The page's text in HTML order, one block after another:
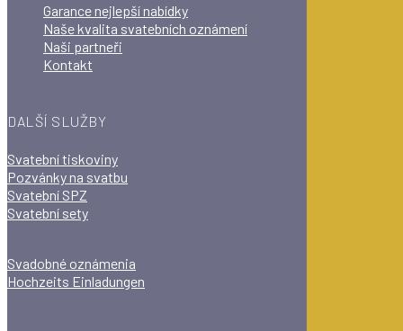
Garance nejlepší nabídky
Naše kvalita svatebních oznámení
Naši partneři
Kontakt
DALŠÍ SLUŽBY
Svatební tiskoviny
Pozvánky na svatbu
Svatební SPZ
Svatební sety
Svadobné oznámenia
Hochzeits Einladungen